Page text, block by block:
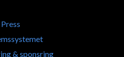
Press
& sponsring